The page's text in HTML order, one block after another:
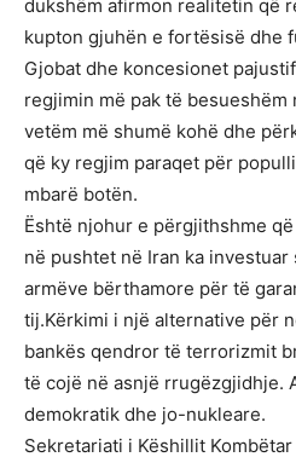
dukshëm afirmon realitetin që
kupton gjuhën e fortësisë dhe
Gjobat dhe koncesionet
regjimin më pak të
vetëm më shumë kohë dhe
që ky regjim paraqet për
mbarë botën.
Është njohur e përgjithshme
në pushtet në Iran ka
armëve bërthamore për të
tij.Kërkimi i një alternative për
bankës qendror të terrorizmit
të cojë në asnjë rrugëzgjidhje.
demokratik dhe jo-nukleare.
Sekretariati i Këshillit